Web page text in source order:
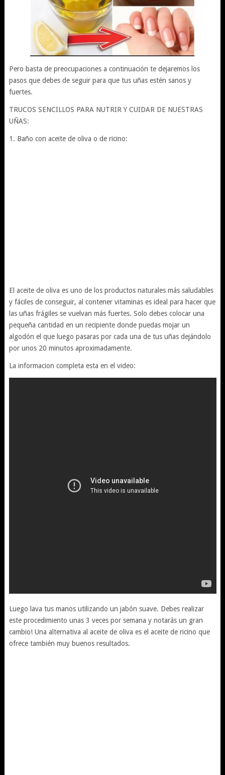
Pero basta de preocupaciones a continuación te dejaremos los
pasos que debes de seguir para que tus uñas estén sanos y
fuertes.
TRUCOS SENCILLOS PARA NUTRIR Y CUIDAR DE NUESTRAS
UÑAS:
1. Baño con aceite de oliva o de ricino:
El aceite de oliva es uno de los productos naturales más saludables
y fáciles de conseguir, al contener vitaminas es ideal para hacer que
las uñas frágiles se vuelvan más fuertes. Solo debes colocar una
pequeña cantidad en un recipiente donde puedas mojar un
algodón el que luego pasaras por cada una de tus uñas dejándolo
por unos 20 minutos aproximadamente.
La informacion completa esta en el video:
Luego lava tus manos utilizando un jabón suave. Debes realizar
este procedimiento unas 3 veces por semana y notarás un gran
cambio! Una alternativa al aceite de oliva es el aceite de ricino que
ofrece también muy buenos resultados.